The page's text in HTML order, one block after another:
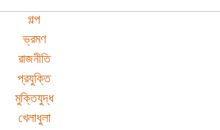
গল্প
ভ্রমণ
রাজনীতি
প্রযুক্তি
মুক্তিযুদ্ধ
খেলাধুলা